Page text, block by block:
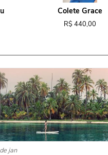
Colete Grace
R$ 440,00
jan